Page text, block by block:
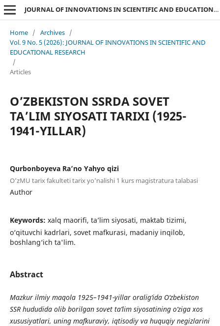
JOURNAL OF INNOVATIONS IN SCIENTIFIC AND EDUCATIONAL RESEARCH
Home / Archives /
Vol. 9 No. 5 (2026): JOURNAL OF INNOVATIONS IN SCIENTIFIC AND
EDUCATIONAL RESEARCH
/
Articles
O’ZBEKISTON SSRDA SOVET
TA’LIM SIYOSATI TARIXI (1925-
1941-YILLAR)
Qurbonboyeva Ra’no Yahyo qizi
O’zMU tarix fakulteti tarix yo’nalishi 1 kurs magistratura talabasi
Author
Keywords: xalq maorifi, ta’lim siyosati, maktab tizimi,
o‘qituvchi kadrlari, sovet mafkurasi, madaniy inqilob,
boshlang‘ich ta'lim.
Abstract
Mazkur ilmiy maqola 1925–1941-yillar oralig‘ida O‘zbekiston
SSR hududida olib borilgan sovet ta’lim siyosatining o‘ziga xos
xususiyatlari, uning mafkuraviy, iqtisodiy va huquqiy negizlarini